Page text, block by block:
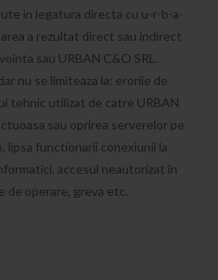
in legatura directa cu u-r-b-a-
a rezultat direct sau indirect
sau URBAN C&O SRL.
nu se limiteaza la: erorile de
tehnic utilizat de catre URBAN
sau oprirea serverelor pe
lipsa functionarii conexiunii la
accesul neautorizat in
de operare, greva etc.